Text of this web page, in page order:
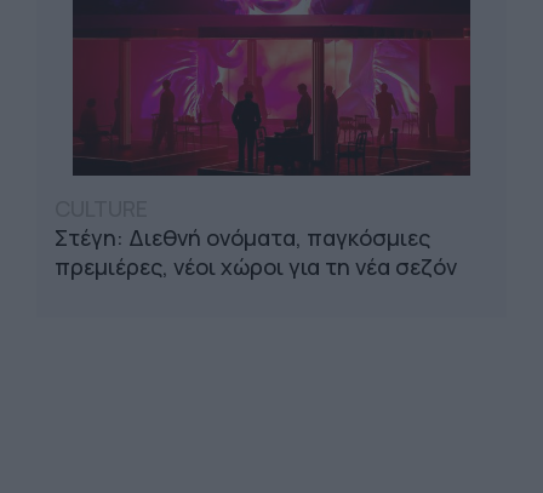
Στέγη: Διεθνή ονόματα, παγκόσμιες
πρεμιέρες, νέοι χώροι για τη νέα σεζόν